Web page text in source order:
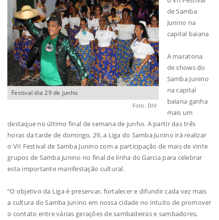
Festival dia 29 de junho
Foto: DIV
de Samba
Junino na
capital baiana
A maratona
de shows do
Samba Junino
na capital
baiana ganha
mais um
destaque no último final de semana de junho. A partir das três
horas da tarde de domingo, 29, a Liga do Samba Junino irá realizar
o VII Festival de Samba Junino com a participação de mais de vinte
grupos de Samba Junino no final de linha do Garcia para celebrar
esta importante manifestação cultural.
“O objetivo da Liga é preservar, fortalecer e difundir cada vez mais
a cultura do Samba Junino em nossa cidade no intuito de promover
o contato entre várias gerações de sambadeiras e sambadores,